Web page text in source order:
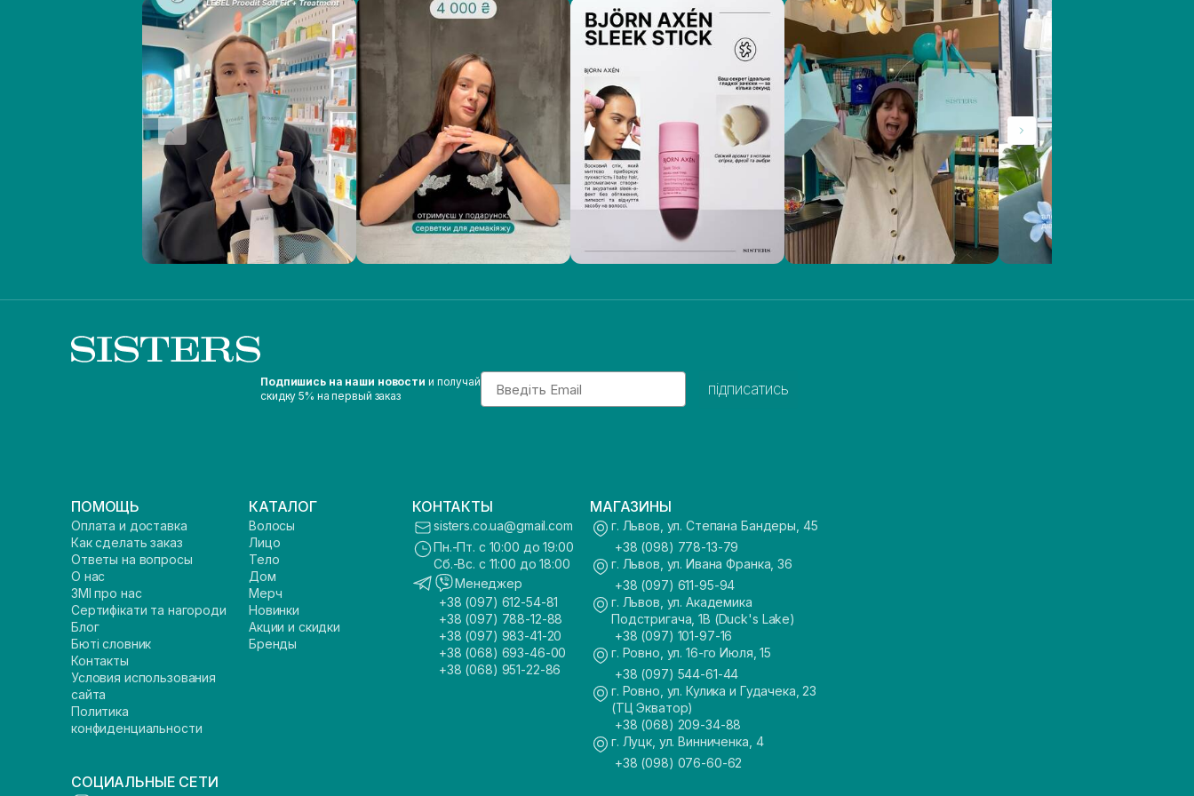
Подпишись на наши новости и получай
скидку 5% на первый заказ
Email
підписатись
ПОМОЩЬ
Оплата и доставка
Как сделать заказ
Ответы на вопросы
О нас
ЗМІ про нас
Сертифікати та нагороди
Блог
Бюті словник
Контакты
Условия использования
сайта
Политика
конфиденциальности
КАТАЛОГ
Волосы
Лицо
Тело
Дом
Мерч
Новинки
Акции и скидки
Бренды
КОНТАКТЫ
sisters.co.ua@gmail.com
Пн.-Пт. с 10:00 до 19:00
Сб.-Вс. с 11:00 до 18:00
Менеджер
+38 (097) 612-54-81
+38 (097) 788-12-88
+38 (097) 983-41-20
+38 (068) 693-46-00
+38 (068) 951-22-86
МАГАЗИНЫ
г. Львов, ул. Степана Бандеры, 45
+38 (098) 778-13-79
г. Львов, ул. Ивана Франка, 36
+38 (097) 611-95-94
г. Львов, ул. Академика
Подстригача, 1В (Duck's Lake)
+38 (097) 101-97-16
г. Ровно, ул. 16-го Июля, 15
+38 (097) 544-61-44
г. Ровно, ул. Кулика и Гудачека, 23
(ТЦ Экватор)
+38 (068) 209-34-88
г. Луцк, ул. Винниченка, 4
+38 (098) 076-60-62
СОЦИАЛЬНЫЕ СЕТИ